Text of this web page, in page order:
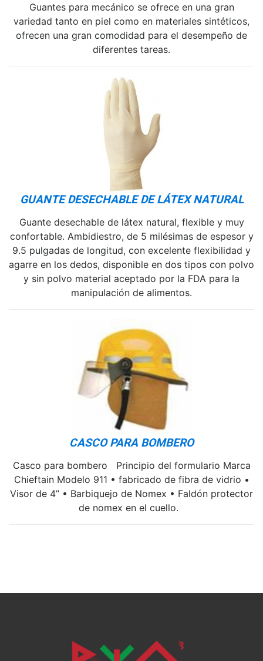
Guantes para mecánico se ofrece en una gran
variedad tanto en piel como en materiales sintéticos,
ofrecen una gran comodidad para el desempeño de
diferentes tareas.
GUANTE DESECHABLE DE LÁTEX NATURAL
Guante desechable de látex natural, flexible y muy
confortable. Ambidiestro, de 5 milésimas de espesor y
9.5 pulgadas de longitud, con excelente flexibilidad y
agarre en los dedos, disponible en dos tipos con polvo
y sin polvo material aceptado por la FDA para la
manipulación de alimentos.
CASCO PARA BOMBERO
Casco para bombero Principio del formulario Marca
Chieftain Modelo 911 • fabricado de fibra de vidrio •
Visor de 4” • Barbiquejo de Nomex • Faldón protector
de nomex en el cuello.